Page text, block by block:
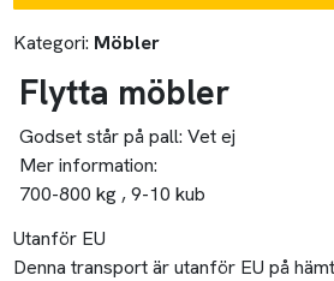
Kategori: Möbler
Flytta möbler
Godset står på pall: Vet ej
Mer information:
700-800 kg , 9-10 kub
Utanför EU
Denna transport är utanför EU på